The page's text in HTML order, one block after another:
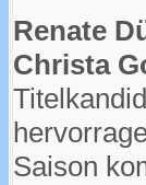
Renate
Christa
Saison